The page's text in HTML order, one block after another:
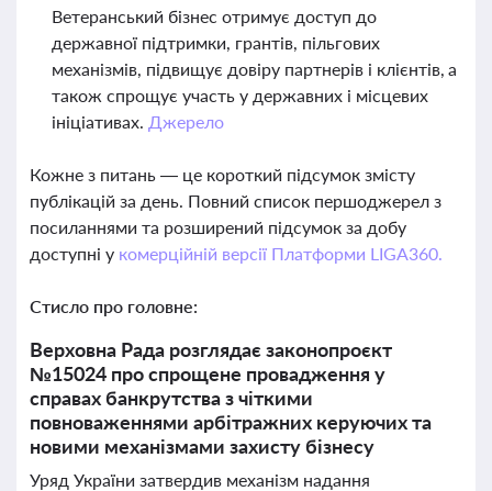
Ветеранський бізнес отримує доступ до
державної підтримки, грантів, пільгових
механізмів, підвищує довіру партнерів і клієнтів, а
також спрощує участь у державних і місцевих
ініціативах. Джерело
Кожне з питань — це короткий підсумок змісту
публікацій за день. Повний список першоджерел з
посиланнями та розширений підсумок за добу
доступні у комерційній версії Платформи LIGA360.
Стисло про головне:
Верховна Рада розглядає законопроєкт
№15024 про спрощене провадження у
справах банкрутства з чіткими
повноваженнями арбітражних керуючих та
новими механізмами захисту бізнесу
Уряд України затвердив механізм надання